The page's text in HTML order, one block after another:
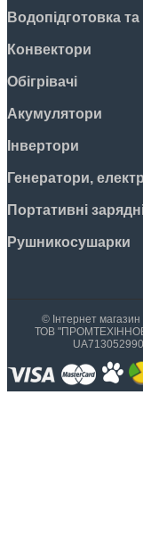
Водопідготовка
Конвектори
Обігрівачі
Акумулятори
Інвертори
Генератори,
Портативні
Рушникосушарки
© Інтернет магазин
ТОВ